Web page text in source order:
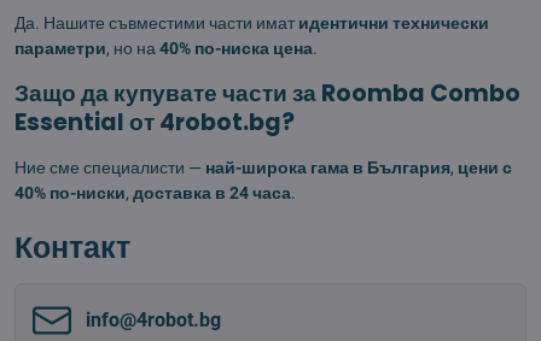
Да. Нашите съвместими части имат идентични технически
параметри, но на 40% по-ниска цена.
Защо да купувате части за Roomba Combo
Essential от 4robot.bg?
Ние сме специалисти — най-широка гама в България, цени с
40% по-ниски, доставка в 24 часа.
Контакт
info​@4robot​.bg